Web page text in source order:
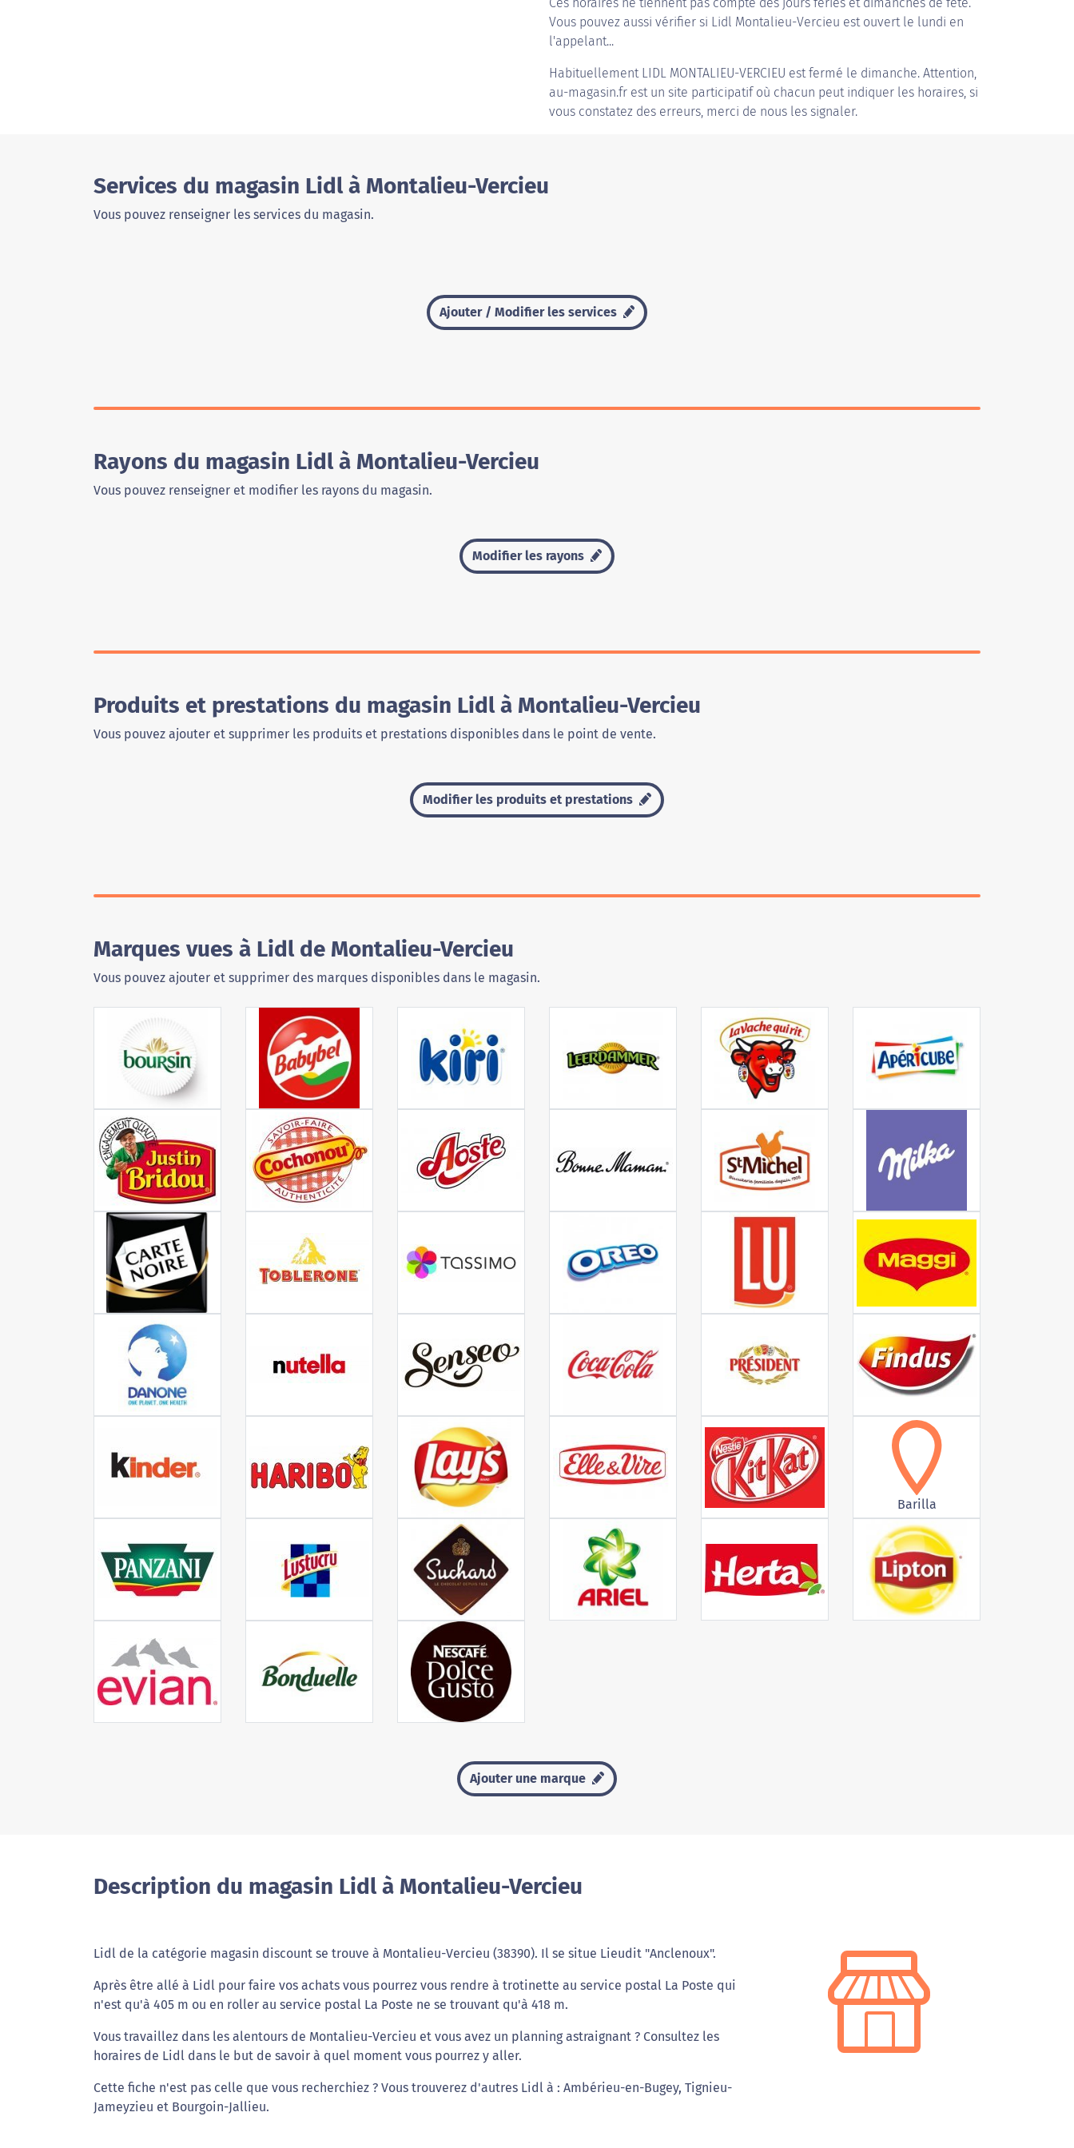
Vous pouvez aussi vérifier si Lidl Montalieu-Vercieu est ouvert le lundi en
l'appelant...
Habituellement LIDL MONTALIEU-VERCIEU est fermé le dimanche. Attention,
au-magasin.fr est un site participatif où chacun peut indiquer les horaires, si
vous constatez des erreurs, merci de nous les signaler.
Services du magasin Lidl à Montalieu-Vercieu
Vous pouvez renseigner les services du magasin.
Ajouter / Modifier les services
Rayons du magasin Lidl à Montalieu-Vercieu
Vous pouvez renseigner et modifier les rayons du magasin.
Modifier les rayons
Produits et prestations du magasin Lidl à Montalieu-Vercieu
Vous pouvez ajouter et supprimer les produits et prestations disponibles dans le point de vente.
Modifier les produits et prestations
Marques vues à Lidl de Montalieu-Vercieu
Vous pouvez ajouter et supprimer des marques disponibles dans le magasin.
Barilla
Ajouter une marque
Description du magasin Lidl à Montalieu-Vercieu
Lidl de la catégorie magasin discount se trouve à Montalieu-Vercieu (38390). Il se situe Lieudit "Anclenoux".
Après être allé à Lidl pour faire vos achats vous pourrez vous rendre à trotinette au service postal La Poste qui
n'est qu'à 405 m ou en roller au service postal La Poste ne se trouvant qu'à 418 m.
Vous travaillez dans les alentours de Montalieu-Vercieu et vous avez un planning astraignant ? Consultez les
horaires de Lidl dans le but de savoir à quel moment vous pourrez y aller.
Cette fiche n'est pas celle que vous recherchiez ? Vous trouverez d'autres Lidl à : Ambérieu-en-Bugey, Tignieu-
Jameyzieu et Bourgoin-Jallieu.